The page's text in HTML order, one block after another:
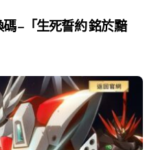
–「生死誓約 銘於黯